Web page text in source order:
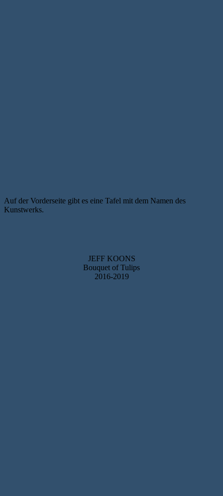
Auf der Vorderseite gibt es eine Tafel mit dem Namen des
Kunstwerks.
JEFF KOONS
Bouquet of Tulips
2016-2019